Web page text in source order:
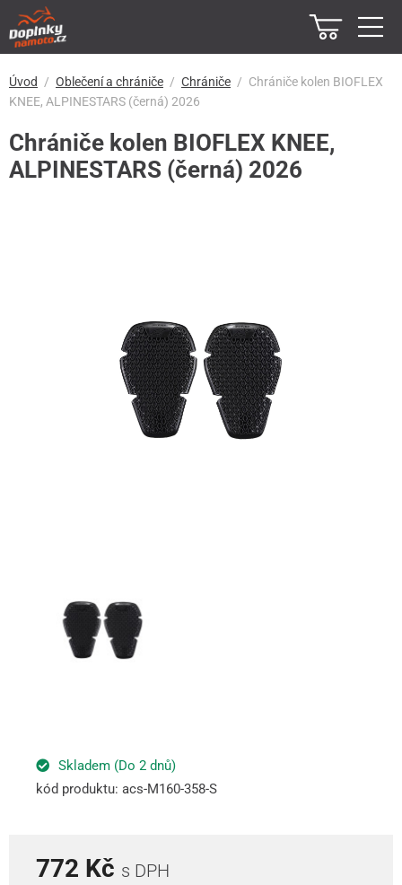
Úvod Oblečení a chrániče Chrániče
Chrániče kolen BIOFLEX
KNEE, ALPINESTARS (černá) 2026
Chrániče kolen BIOFLEX KNEE,
ALPINESTARS (černá) 2026
Skladem (Do 2 dnů)
kód produktu: acs-M160-358-S
772 Kč s DPH